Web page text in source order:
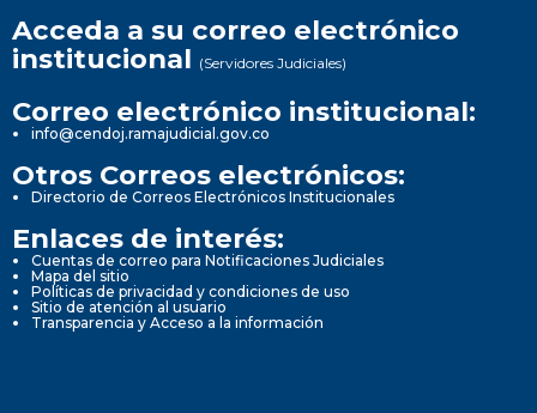
Acceda a su correo electrónico
institucional (Servidores Judiciales)
Correo electrónico institucional:
info@cendoj.ramajudicial.gov.co
Otros Correos electrónicos:
Directorio de Correos Electrónicos Institucionales
Enlaces de interés:
Cuentas de correo para Notificaciones Judiciales
Mapa del sitio
Políticas de privacidad y condiciones de uso
Sitio de atención al usuario
Transparencia y Acceso a la información